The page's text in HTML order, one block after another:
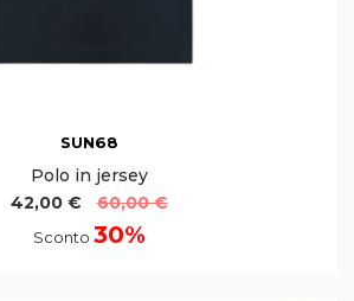
SUN68
Polo in jersey
42,00 €
60,00 €
Sconto 30%